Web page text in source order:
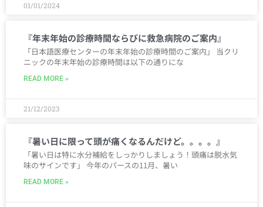
01/01/2024
『年末年始の診療時間ならびに救急病院のご案内』
「日本語医療センターの年末年始の診療時間のご案内」 当クリ
ニックの年末年始の診療時間は以下の通りにな
READ MORE »
21/12/2023
『暑い日に限って頭が痛くなるんだけど。。。。』
「暑い日は特に水分補給をしっかりしましょう！頭痛は脱水気
味のサインです」 今年のパースの11月、暑い
READ MORE »